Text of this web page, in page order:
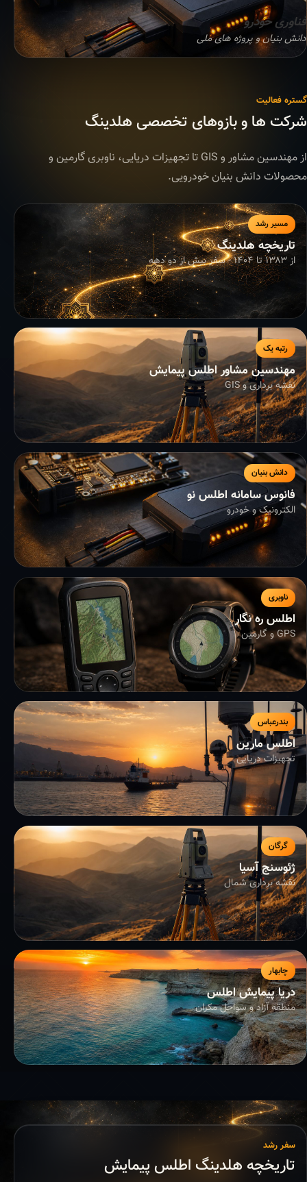
فناوری خودرو
دانش بنیان و پروژه های ملی
گستره فعالیت
شرکت ها و بازوهای تخصصی هلدینگ
از مهندسین مشاور و GIS تا تجهیزات دریایی، ناوبری گارمین و
محصولات دانش بنیان خودرویی.
مسیر رشد
تاریخچه هلدینگ
از ۱۳۸۳ تا ۱۴۰۴ - سفر بیش از دو دهه
رتبه یک
مهندسین مشاور اطلس پیمایش
نقشه برداری و GIS
دانش بنیان
فانوس سامانه اطلس نو
الکترونیک و خودرو
ناوبری
اطلس ره نگار
GPS و گارمین
بندرعباس
اطلس مارین
تجهیزات دریایی
گرگان
ژئوسنج آسیا
نقشه برداری شمال
چابهار
دریا پیمایش اطلس
منطقه آزاد و سواحل مکران
سفر رشد
تاریخچه هلدینگ اطلس پیمایش